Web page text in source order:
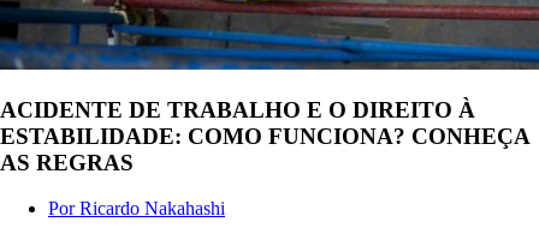
ACIDENTE DE TRABALHO E O DIREITO À
ESTABILIDADE: COMO FUNCIONA? CONHEÇA
AS REGRAS
PorRicardo Nakahashi